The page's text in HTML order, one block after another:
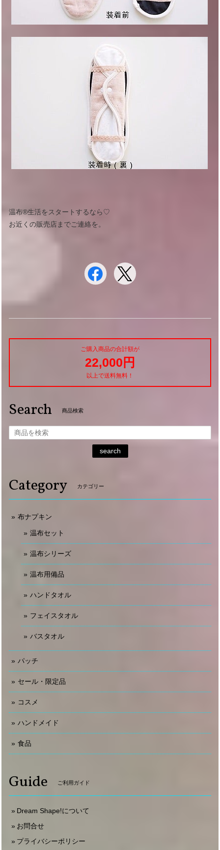
温布®︎生活をスタートするなら♡
お近くの販売店までご連絡を。
ご購入商品の合計額が
22,000円
以上で送料無料！
Search 商品検索
search
Category カテゴリー
布ナプキン
温布セット
温布シリーズ
温布用備品
ハンドタオル
フェイスタオル
バスタオル
パッチ
セール・限定品
コスメ
ハンドメイド
食品
Guide ご利用ガイド
Dream Shape!について
お問合せ
プライバシーポリシー